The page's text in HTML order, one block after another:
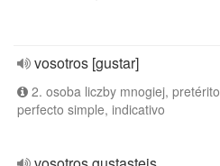
vosotros [gustar]
2. osoba liczby mnogiej, pretérito
perfecto simple, indicativo